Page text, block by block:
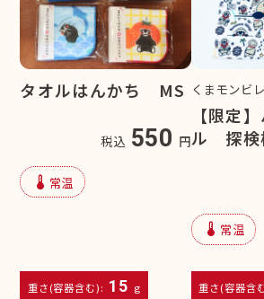
タオルはんかち MS
税込 550 円
device_thermostat 常温
重さ(容器含む): 15 g
くまモンビ
【限定
ル 探
device_thermostat 常温
重さ(容器含